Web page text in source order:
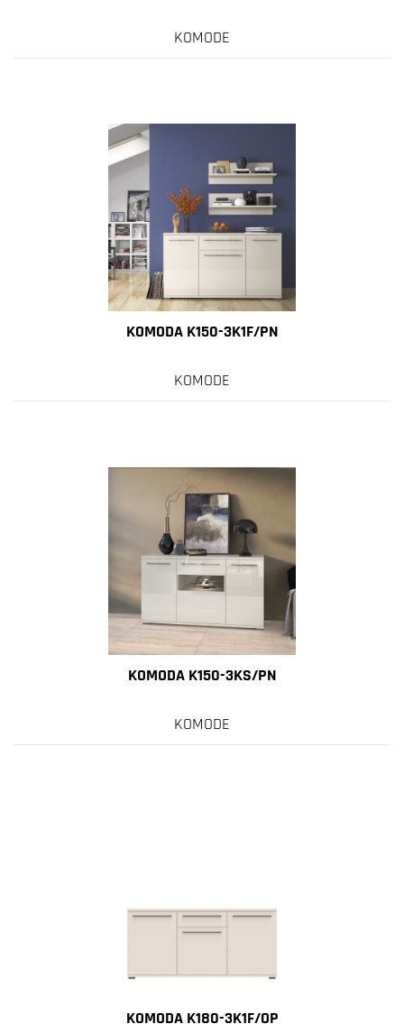
KOMODE
KOMODA K150-3K1F/PN
KOMODE
KOMODA K150-3KS/PN
KOMODE
KOMODA K180-3K1F/OP